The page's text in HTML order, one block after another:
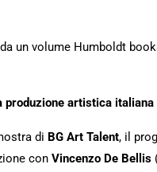
un volume Humboldt
produzione artistica italiana
di BG Art Talent, il
con Vincenzo De Bellis